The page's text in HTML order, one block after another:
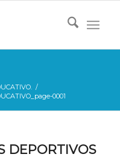
/
0001
DEPORTIVOS